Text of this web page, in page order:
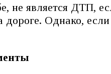
не является ДТП,
дороге. Однако,